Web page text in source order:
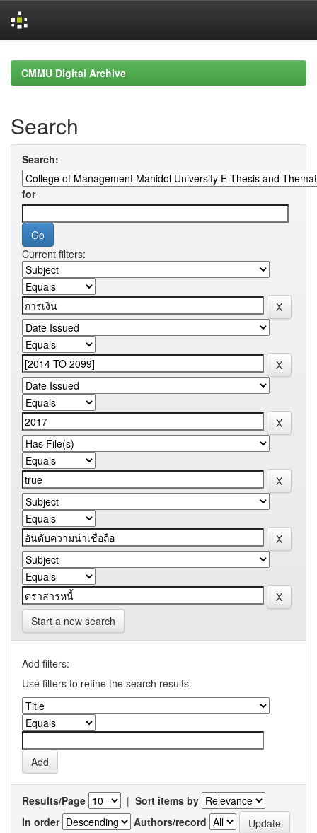
navigationCMMU Digital Archive
Search
Search:
for
Current filters:
Start a new search
Add filters:
Use filters to refine the search results.
Results/Page | Sort items by
In order
Authors/record